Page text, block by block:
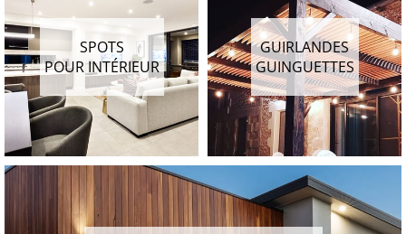
SPOTS
POUR INTÉRIEUR
GUIRLANDES
GUINGUETTES